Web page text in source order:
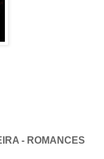
- ROMANCES